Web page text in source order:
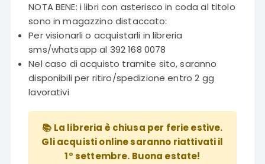
NOTA BENE: i libri con asterisco in coda al titolo
sono in magazzino distaccato:
Per visionarli o acquistarli in libreria
sms/whatsapp al 392 168 0078
Nel caso di acquisto tramite sito, saranno
disponibili per ritiro/spedizione entro 2 gg
lavorativi
📚 La libreria è chiusa per ferie estive.
Gli acquisti online saranno riattivati il
1° settembre. Buona estate!